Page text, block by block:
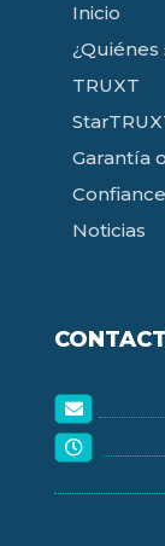
Inicio
¿Quiénes
TRUXT
Garantía
Noticias